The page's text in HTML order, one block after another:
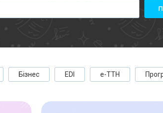
Бізнес EDI е-ТТН